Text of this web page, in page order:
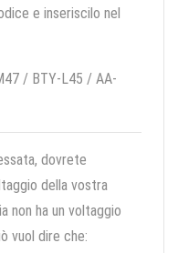
e inseriscilo nel
/ BTY-L45 / AA-
dovrete
della vostra
non ha un voltaggio
vuol dire che: